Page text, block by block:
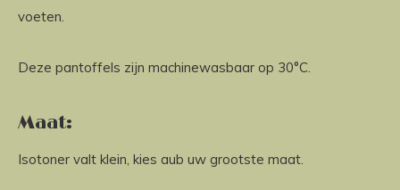
voeten.
Deze pantoffels zijn machinewasbaar op 30°C.
Maat:
Isotoner valt klein, kies aub uw grootste maat.